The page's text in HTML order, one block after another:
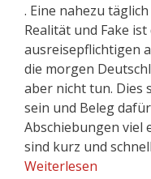
. Eine nahezu
Realität und Fake
ausreisepflichtigen
die morgen
aber nicht tun. Dies
sein und Beleg
Abschiebungen viel
sind kurz und
Weiterlesen